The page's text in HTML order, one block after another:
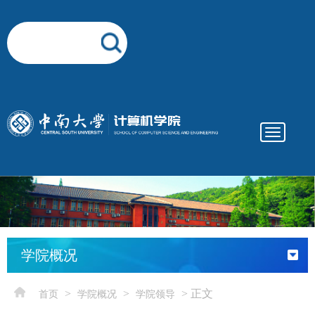
Toggle
elementnameelementnameelementnameelementname -->
学院概况
首页 > 学院概况 > 学院领导 > 正文